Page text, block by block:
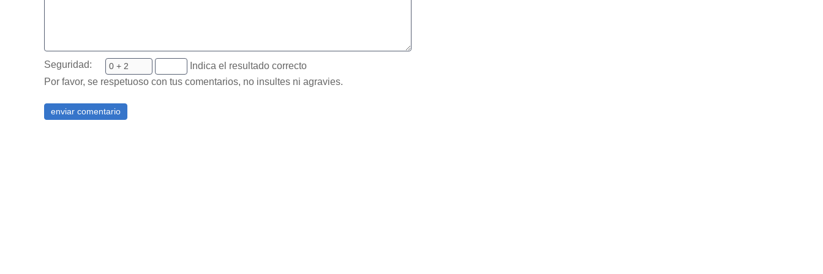
Seguridad:
Indica el resultado correcto
Por favor, se respetuoso con tus comentarios, no insultes ni agravies.